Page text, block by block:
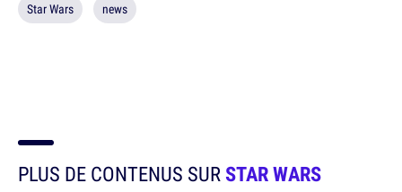
Star Wars news
PLUS DE CONTENUS SURSTAR WARS